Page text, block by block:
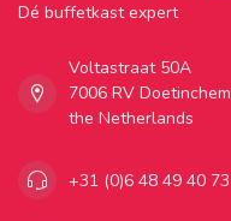
Dé buffetkast expert
Voltastraat 50A
7006 RV Doetinchem
the Netherlands
+31 (0)6 48 49 40 73